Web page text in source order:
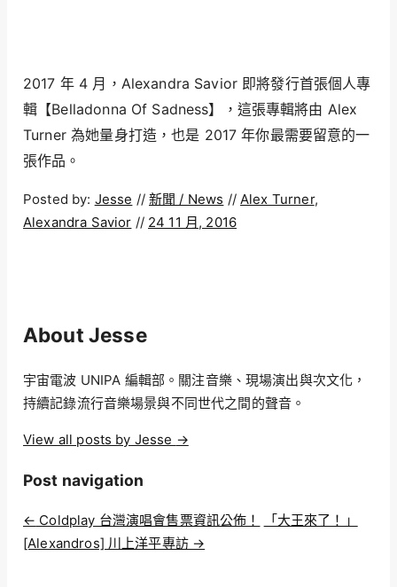
2017 年 4 月，Alexandra Savior 即將發行首張個人專
輯【Belladonna Of Sadness】，這張專輯將由 Alex
Turner 為她量身打造，也是 2017 年你最需要留意的一
張作品。
Posted by: Jesse // 新聞 / News // Alex Turner,
Alexandra Savior // 24 11 月, 2016
About Jesse
宇宙電波 UNIPA 編輯部。關注音樂、現場演出與次文化，
持續記錄流行音樂場景與不同世代之間的聲音。
View all posts by Jesse →
Post navigation
← Coldplay 台灣演唱會售票資訊公佈！
「大王來了！」
[Alexandros] 川上洋平專訪 →